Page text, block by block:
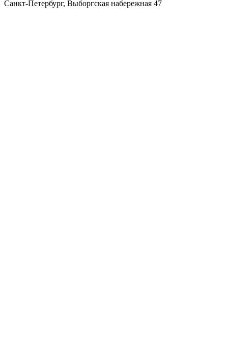
Санкт-Петербург, Выборгская набережная 47